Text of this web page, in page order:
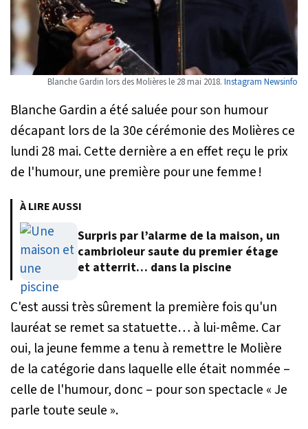
Blanche Gardin lors des Molières le 28 mai 2018. Instagram Newsinfo
Blanche Gardin a été saluée pour son humour
décapant lors de la 30e cérémonie des Molières ce
lundi 28 mai. Cette dernière a en effet reçu le prix
de l'humour, une première pour une femme !
À LIRE AUSSI
Surpris par l’alarme de la maison, un
cambrioleur saute du premier étage
et atterrit… dans la piscine
C'est aussi très sûrement la première fois qu'un
lauréat se remet sa statuette… à lui-même. Car
oui, la jeune femme a tenu à remettre le Molière
de la catégorie dans laquelle elle était nommée –
celle de l'humour, donc – pour son spectacle « Je
parle toute seule ».